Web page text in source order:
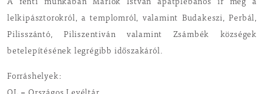
A fenti munkában Marlok István apátplébános ír még a
lelkipásztorokról, a templomról, valamint Budakeszi, Perbál,
Pilisszántó, Piliszentiván valamint Zsámbék községek
betelepítésének legrégibb időszakáról.
Forráshelyek: